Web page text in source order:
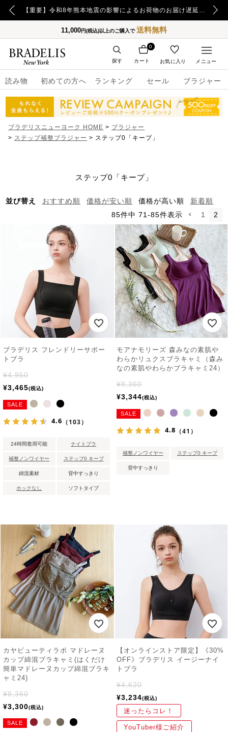
【重要】令和8年熊本地震の影響によるお荷物のお届け遅延について
11,000円(税込)以上のご購入で送料無料
読み物 初めての方へ ランキング セール ブラジャー
カート
0
お気に入り
探す メニュー
ブラデリスニューヨーク HOME
ブラジャー
ステップ補整ブラジャー
ステップ0「キープ」
ステップ0「キープ」
並び替え おすすめ順 価格が安い順 価格が高い順
新着順
85件中 71 -85件表示 1 2
ブラデリス フレンドリーサポー
トブラ
¥4,950
¥3,465 税込
SALE
4.6 （103）
24時間着用可能 ナイトブラ
補整ノンワイヤー ステップ0 キープ
綿混素材 背中すっきり
ホックなし ソフトタイプ
モアナモリーズ 森みなの素肌や
わらかリュクスブラキャミ（森み
なの素肌やわらかブラキャミ24）
¥8,360
¥3,344 税込
SALE
4.8 （41）
補整ノンワイヤー ステップ0 キープ
背中すっきり
カヤビューティラボ マドレーヌ
カップ綿混ブラキャミ(はくだけ
簡単マドレーヌカップ綿混ブラキ
ャミ24)
¥8,360
¥3,300 税込
SALE
【オンラインストア限定】《30%
OFF》ブラデリス イージーナイ
トブラ
¥4,620
¥3,234 税込
迷ったらコレ！
YouTuber様ご紹介